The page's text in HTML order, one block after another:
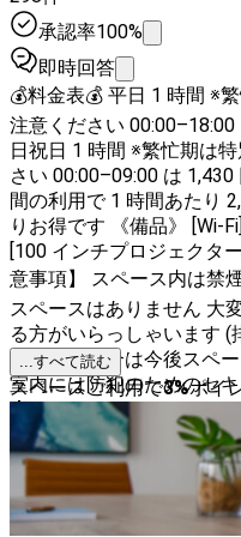
承認率100%
即時回答
💰料金表💰 平日 1 時間 ※
注意ください 00:00–18:00
日祝日 1 時間 ※繁忙期は
さい 00:00–09:00 は
間の利用で 1 時間あたり
りお得です 《備品》 [Wi-Fi][電気ケトル][冷蔵庫] [全自動卓]
[100 インチプロジェクター
意事項】 スペース内は禁
スペースはありません 大
る方がいらっしゃいます
認できた場合は今後スペ
室内には防犯のためのセ
🎦
...すべて読む
スペースご利用で3%ポイ